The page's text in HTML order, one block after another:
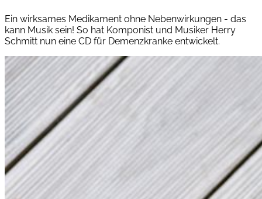
Ein wirksames Medikament ohne Nebenwirkungen - das
kann Musik sein! So hat Komponist und Musiker Herry
Schmitt nun eine CD für Demenzkranke entwickelt.